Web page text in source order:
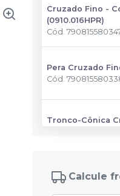
Cruzado Fino -
(0910.016HPR)
Cód.
Pera Cruzado
Cód.
Tronco-Cônica
Bastão Cruzado
Cód.
Calcule